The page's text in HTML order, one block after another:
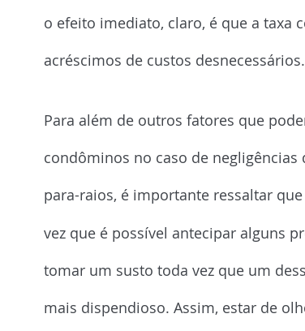
o efeito imediato, claro, é que a taxa
acréscimos de custos desnecessários.
Para além de outros fatores que
condôminos no caso de
para-raios, é importante ressaltar que
vez que é possível antecipar alguns
tomar um susto toda vez que um
mais dispendioso. Assim, estar de